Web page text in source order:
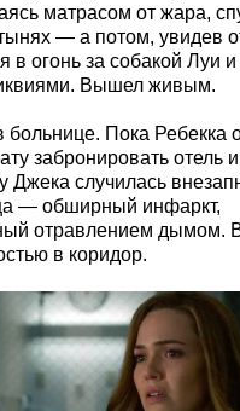
матрасом от жара,
— а потом, увидев
в огонь за собакой Луи и
Вышел живым.
больнице. Пока Ребекка
забронировать отель
Джека случилась
— обширный инфаркт,
отравлением дымом.
в коридор.